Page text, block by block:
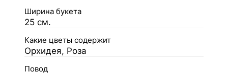
Ширина букета
25 см.
Какие цветы содержит
Орхидея, Роза
Повод